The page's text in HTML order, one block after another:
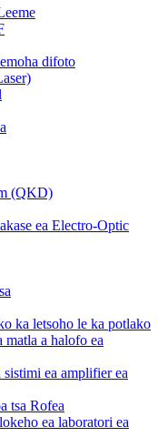
difoto
(QKD)
ea Electro-Optic
ka letsoho le ka potlako
matla a halofo ea
ea amplifier ea
tsa Rofea
ea laboratori ea